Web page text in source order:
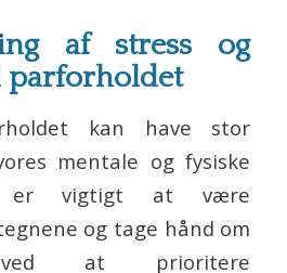
af stress og
parforholdet
kan have stor
mentale og fysiske
er vigtigt at være
og tage hånd om
ved at prioritere